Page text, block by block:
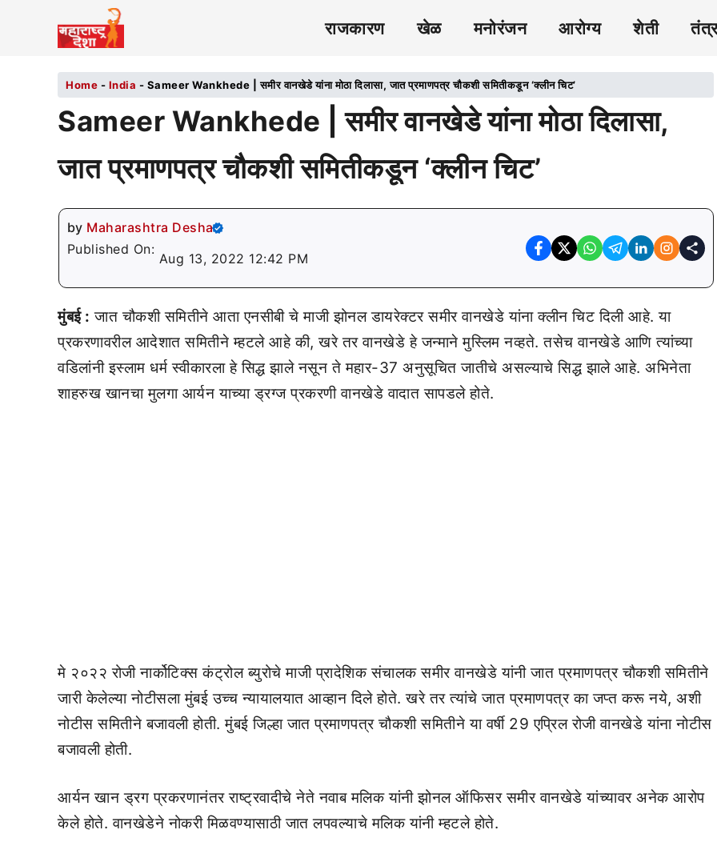
राजकारण खेळ मनोरंजन आरोग्य शेती
Home - India - Sameer Wankhede | समीर वानखेडे यांना मोठा दिलासा, जात प्रमाणपत्र चौकशी समितीकडून ‘क्लीन चिट’
Sameer Wankhede | समीर वानखेडे यांना मोठा दिलासा,
जात प्रमाणपत्र चौकशी समितीकडून ‘क्लीन चिट’
by Maharashtra Desha
Published On:
Aug 13, 2022 12:42 PM
मुंबई : जात चौकशी समितीने आता एनसीबी चे माजी झोनल डायरेक्टर समीर वानखेडे यांना क्लीन चिट दिली आहे. या
प्रकरणावरील आदेशात समितीने म्हटले आहे की, खरे तर वानखेडे हे जन्माने मुस्लिम नव्हते. तसेच वानखेडे आणि त्यांच्या
वडिलांनी इस्लाम धर्म स्वीकारला हे सिद्ध झाले नसून ते महार-37 अनुसूचित जातीचे असल्याचे सिद्ध झाले आहे. अभिनेता
शाहरुख खानचा मुलगा आर्यन याच्या ड्रग्ज प्रकरणी वानखेडे वादात सापडले होते.
मे २०२२ रोजी नार्कोटिक्स कंट्रोल ब्युरोचे माजी प्रादेशिक संचालक समीर वानखेडे यांनी जात प्रमाणपत्र चौकशी समितीने
जारी केलेल्या नोटीसला मुंबई उच्च न्यायालयात आव्हान दिले होते. खरे तर त्यांचे जात प्रमाणपत्र का जप्त करू नये, अशी
नोटीस समितीने बजावली होती. मुंबई जिल्हा जात प्रमाणपत्र चौकशी समितीने या वर्षी 29 एप्रिल रोजी वानखेडे यांना नोटीस
बजावली होती.
आर्यन खान ड्रग प्रकरणानंतर राष्ट्रवादीचे नेते नवाब मलिक यांनी झोनल ऑफिसर समीर वानखेडे यांच्यावर अनेक आरोप
केले होते. वानखेडेने नोकरी मिळवण्यासाठी जात लपवल्याचे मलिक यांनी म्हटले होते.